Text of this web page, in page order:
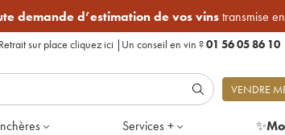
demande d’estimation de vos vinstransmise
Retrait sur place cliquez ici | Un conseil en vin ?01 56 05 86 10
VENDRE
Services + ✨